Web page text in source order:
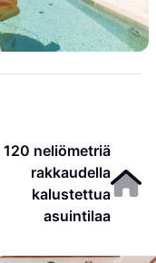
120 neliömetriä
rakkaudella
kalustettua
asuintilaa